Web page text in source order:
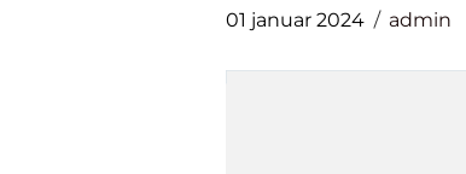
01 januar 2024 admin